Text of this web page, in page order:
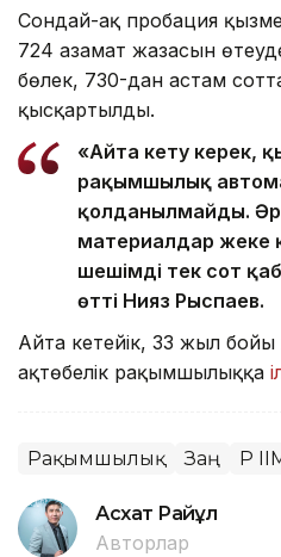
Сондай-ақ пробация
724 азамат жазасын
бөлек, 730-дан астам
қысқартылды.
«Айта кету керек,
рақымшылық
қолданылмайды.
материалдар жеке
шешімді тек сот
өтті Нияз Рыспаев.
Айта кетейік, 33 жыл бойы
ақтөбелік рақымшылыққа
Рақымшылық Заң ҚР
Асхат Райқұл
Авторлар